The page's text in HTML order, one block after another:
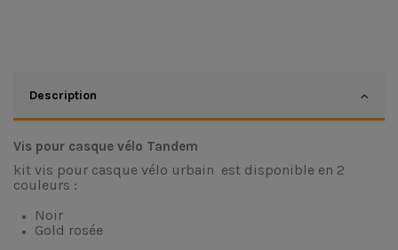
Description
Vis pour casque vélo Tandem
kit vis pour casque vélo urbain est disponible en 2
couleurs :
Noir
Gold rosée